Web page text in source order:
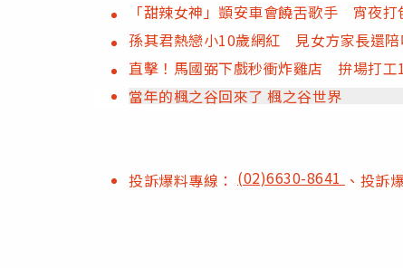
「甜辣女神」顗安車會饒舌歌手 宵夜
孫其君熱戀小10歲網紅 見女方家長還
直擊！馬國弼下戲秒衝炸雞店 拚場打工
當年的楓之谷回來了 楓之谷世界
投訴爆料專線： (02)6630-8641 、投訴